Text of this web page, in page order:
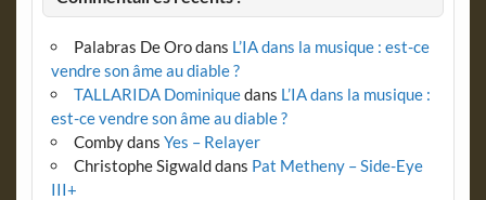
Palabras De Orodans L’IA dans la musique : est-ce
vendre son âme au diable ?
TALLARIDA Dominiquedans L’IA dans la musique :
est-ce vendre son âme au diable ?
Combydans Yes – Relayer
Christophe Sigwalddans Pat Metheny – Side-Eye
III+